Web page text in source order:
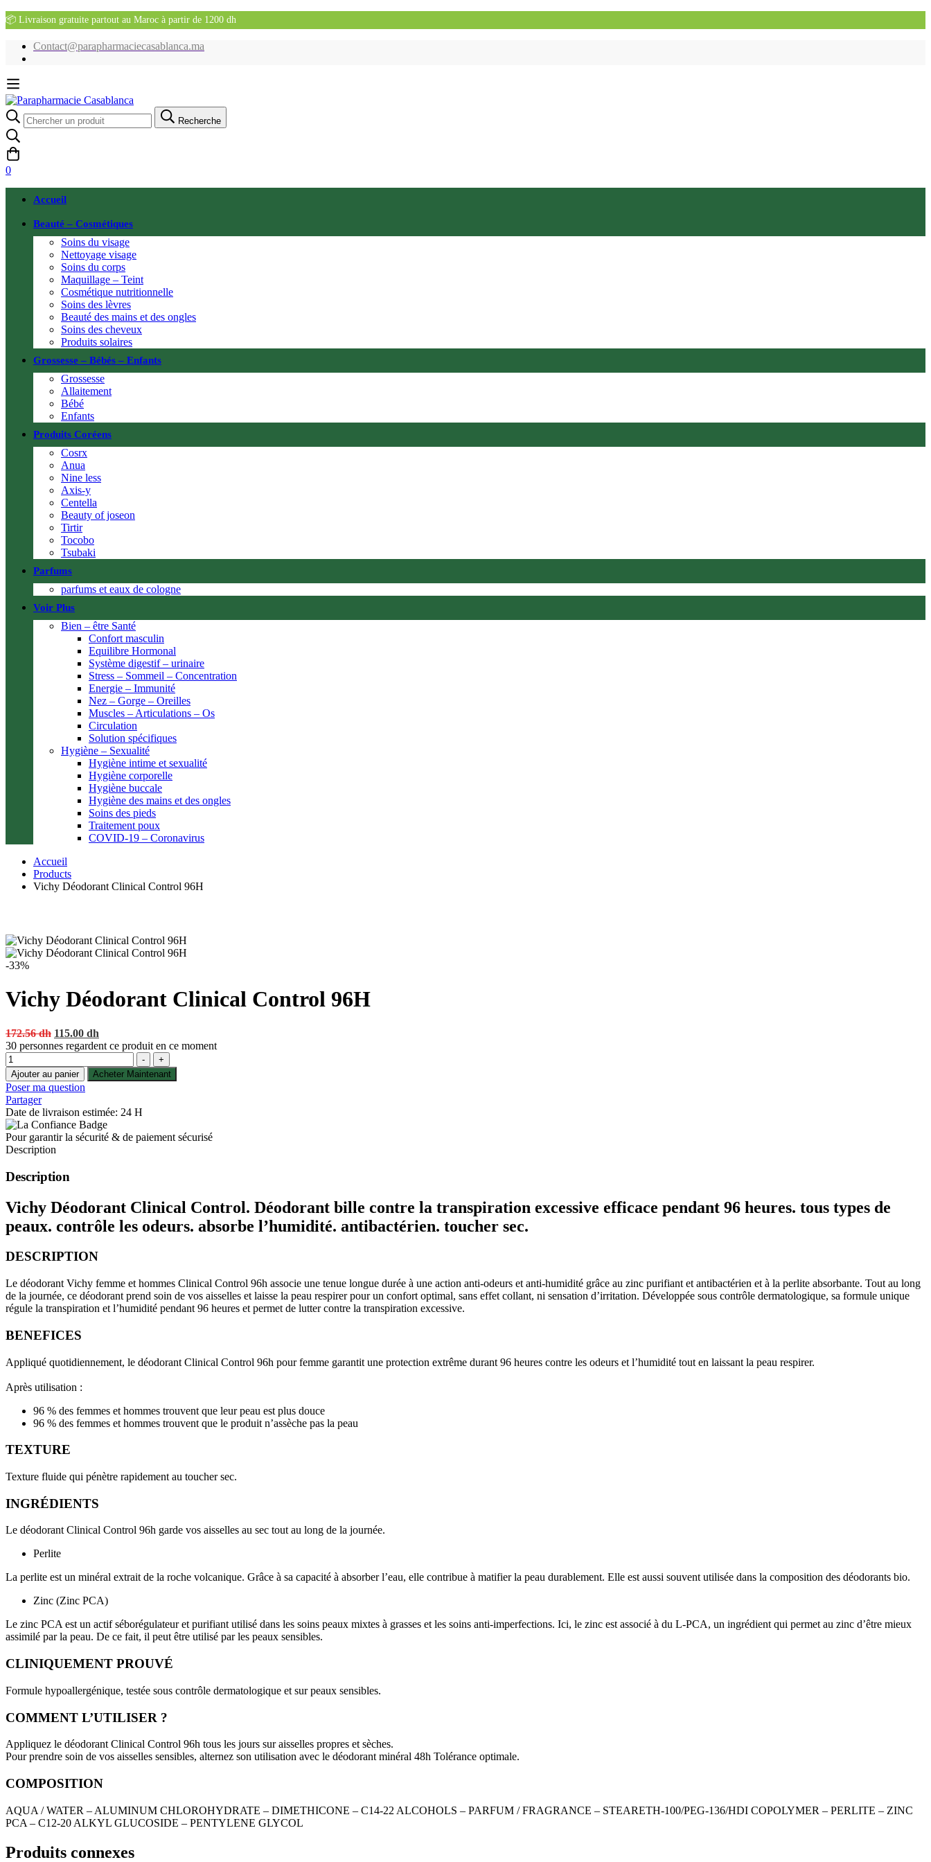
📦 Livraison gratuite partout au Maroc à partir de 1200 dh
Contact@parapharmaciecasablanca.ma
Recherche
pour:
Recherche
0
Accueil
Beauté – Cosmétiques
Soins du visage
Nettoyage visage
Soins du corps
Maquillage – Teint
Cosmétique nutritionnelle
Soins des lèvres
Beauté des mains et des ongles
Soins des cheveux
Produits solaires
Grossesse – Bébés – Enfants
Grossesse
Allaitement
Bébé
Enfants
Produits Coréens
Cosrx
Anua
Nine less
Axis-y
Centella
Beauty of joseon
Tirtir
Tocobo
Tsubaki
Parfums
parfums et eaux de cologne
Voir Plus
Bien – être Santé
Confort masculin
Equilibre Hormonal
Système digestif – urinaire
Stress – Sommeil – Concentration
Energie – Immunité
Nez – Gorge – Oreilles
Muscles – Articulations – Os
Circulation
Solution spécifiques
Hygiène – Sexualité
Hygiène intime et sexualité
Hygiène corporelle
Hygiène buccale
Hygiène des mains et des ongles
Soins des pieds
Traitement poux
COVID-19 – Coronavirus
Accueil
Products
Vichy Déodorant Clinical Control 96H
-33%
Vichy Déodorant Clinical Control 96H
172.56dh Original
price
172.56 dh.
115.00 dh
price
115.00 dh.
30 personnes regardent ce produit en ce moment
Quantité
-
+
Ajouter au panier
Acheter Maintenant
Poser ma question
Partager
Date de livraison estimée: 24 H
Pour garantir la sécurité & de paiement sécurisé
Description
Description
Vichy Déodorant Clinical Control. Déodorant bille contre la transpiration excessive efficace pendant 96 heures. tous types de
peaux. contrôle les odeurs. absorbe l’humidité. antibactérien. toucher sec.
DESCRIPTION
Le déodorant Vichy femme et hommes Clinical Control 96h associe une tenue longue durée à une action anti-odeurs et anti-humidité grâce au zinc purifiant et antibactérien et à la perlite absorbante. Tout au long
de la journée, ce déodorant prend soin de vos aisselles et laisse la peau respirer pour un confort optimal, sans effet collant, ni sensation d’irritation. Développée sous contrôle dermatologique, sa formule unique
régule la transpiration et l’humidité pendant 96 heures et permet de lutter contre la transpiration excessive.
BENEFICES
Appliqué quotidiennement, le déodorant Clinical Control 96h pour femme garantit une protection extrême durant 96 heures contre les odeurs et l’humidité tout en laissant la peau respirer.
Après utilisation :
96 % des femmes et hommes trouvent que leur peau est plus douce
96 % des femmes et hommes trouvent que le produit n’assèche pas la peau
TEXTURE
Texture fluide qui pénètre rapidement au toucher sec.
INGRÉDIENTS
Le déodorant Clinical Control 96h garde vos aisselles au sec tout au long de la journée.
Perlite
La perlite est un minéral extrait de la roche volcanique. Grâce à sa capacité à absorber l’eau, elle contribue à matifier la peau durablement. Elle est aussi souvent utilisée dans la composition des déodorants bio.
Zinc (Zinc PCA)
Le zinc PCA est un actif séborégulateur et purifiant utilisé dans les soins peaux mixtes à grasses et les soins anti-imperfections. Ici, le zinc est associé à du L-PCA, un ingrédient qui permet au zinc d’être mieux
assimilé par la peau. De ce fait, il peut être utilisé par les peaux sensibles.
CLINIQUEMENT PROUVÉ
Formule hypoallergénique, testée sous contrôle dermatologique et sur peaux sensibles.
COMMENT L’UTILISER ?
Appliquez le déodorant Clinical Control 96h tous les jours sur aisselles propres et sèches.
Pour prendre soin de vos aisselles sensibles, alternez son utilisation avec le déodorant minéral 48h Tolérance optimale.
COMPOSITION
AQUA / WATER – ALUMINUM CHLOROHYDRATE – DIMETHICONE – C14-22 ALCOHOLS – PARFUM / FRAGRANCE – STEARETH-100/PEG-136/HDI COPOLYMER – PERLITE – ZINC
PCA – C12-20 ALKYL GLUCOSIDE – PENTYLENE GLYCOL
Produits connexes